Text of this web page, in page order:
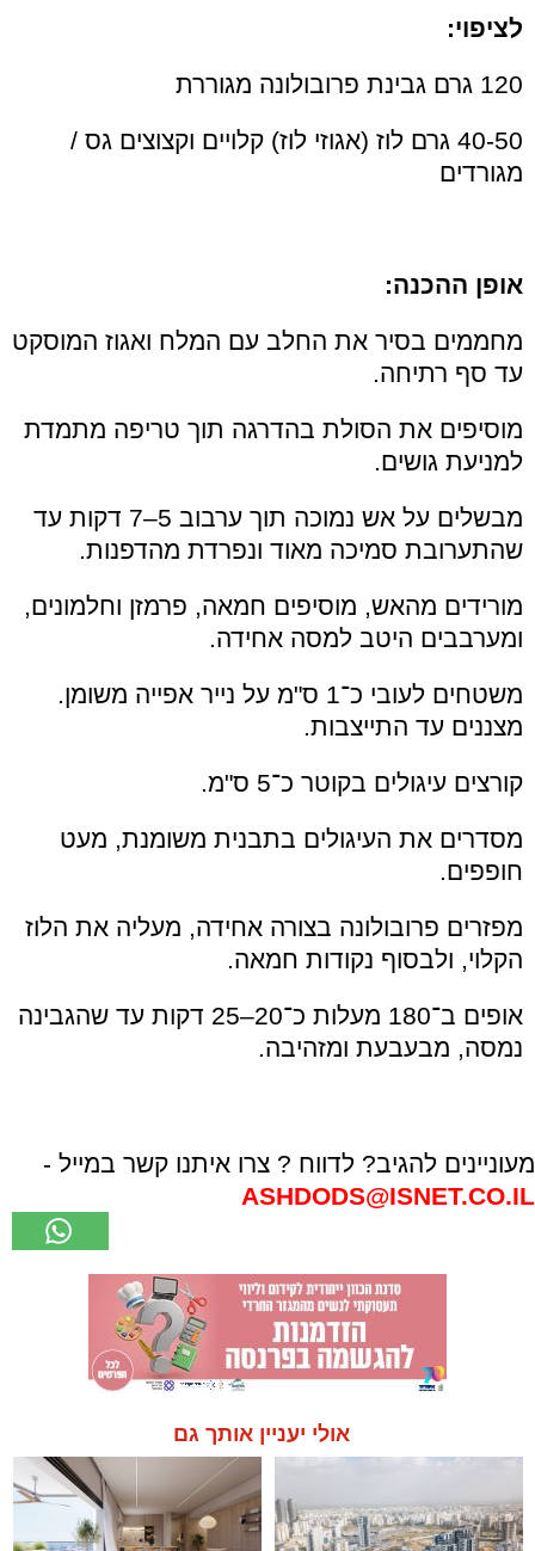
לציפוי:
120 גרם גבינת פרובולונה מגוררת
40-50 גרם לוז (אגוזי לוז) קלויים וקצוצים גס /
מגורדים
אופן ההכנה:
מחממים בסיר את החלב עם המלח ואגוז המוסקט
עד סף רתיחה.
מוסיפים את הסולת בהדרגה תוך טריפה מתמדת
למניעת גושים.
מבשלים על אש נמוכה תוך ערבוב 5–7 דקות עד
שהתערובת סמיכה מאוד ונפרדת מהדפנות.
מורידים מהאש, מוסיפים חמאה, פרמזן וחלמונים,
ומערבבים היטב למסה אחידה.
משטחים לעובי כ־1 ס"מ על נייר אפייה משומן.
מצננים עד התייצבות.
קורצים עיגולים בקוטר כ־5 ס"מ.
מסדרים את העיגולים בתבנית משומנת, מעט
חופפים.
מפזרים פרובולונה בצורה אחידה, מעליה את הלוז
הקלוי, ולבסוף נקודות חמאה.
אופים ב־180 מעלות כ־20–25 דקות עד שהגבינה
נמסה, מבעבעת ומזהיבה.
מעוניינים להגיב? לדווח ? צרו איתנו קשר במייל -
ASHDODS@ISNET.CO.IL
אולי יעניין אותך גם